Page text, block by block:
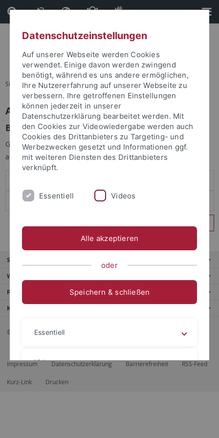
Direkt
zum
Inhalt
Direkt
zur
Fußleiste
Sie sind hier: Startseite
Anmelden
Benutzeranmeldung
Geben Sie Ihren Benutzernamen und Ihr Passwort an um sich
anzumelden:
Service
Weitere Angebote
Portale
Kontaktinfo
© 2026 Eberhard Karls Universität Tübingen, Tübingen
Impressum Datenschutzerklärung Barrierefreiheit RSS-Feed
Kurz-Link Drucken
Datenschutzeinstellungen
Auf unserer Webseite werden Cookies
verwendet. Einige davon werden zwingend
benötigt, während es uns andere ermöglichen,
Ihre Nutzererfahrung auf unserer Webseite zu
verbessern. Ihre getroffenen Einstellungen
können jederzeit in unserer
Datenschutzerklärung bearbeitet werden. Mit
den Cookies zur Videowiedergabe werden auch
Cookies des Drittanbieters zu Targeting- und
Werbezwecken gesetzt und Informationen ggf.
mit weiteren Diensten des Drittanbieters
verknüpft.
Essentiell Videos
Alle akzeptieren
oder
Speichern & schließen
Essentiell
Videos